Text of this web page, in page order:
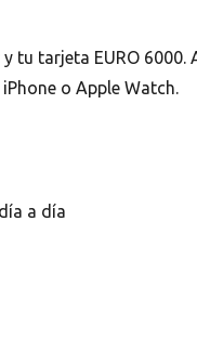
tu tarjeta EURO 6000.
o Apple Watch.
a día